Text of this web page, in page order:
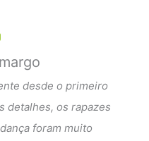
desde o primeiro
detalhes, os rapazes
foram muito